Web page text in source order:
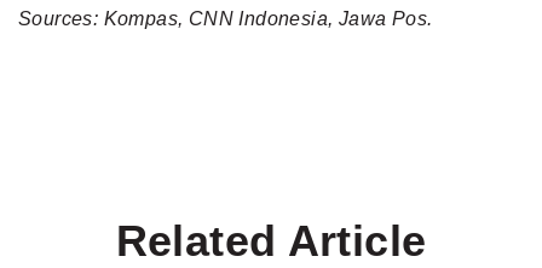
Sources: Kompas, CNN Indonesia, Jawa Pos.
Related Article